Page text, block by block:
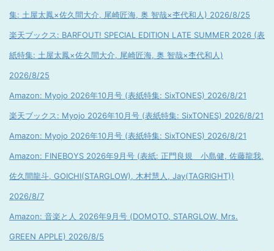
集: 土屋太鳳×佐久間大介, 尾崎匠海, 奥 智哉×杢代和人) 2026/8/25
楽天ブックス: BARFOUT! SPECIAL EDITION LATE SUMMER 2026 (表
紙特集: 土屋太鳳×佐久間大介, 尾崎匠海, 奥 智哉×杢代和人)
2026/8/25
Amazon: Myojo 2026年10月号 (表紙特集: SixTONES) 2026/8/21
楽天ブックス: Myojo 2026年10月号 (表紙特集: SixTONES) 2026/8/21
Amazon: Myojo 2026年10月号 (表紙特集: SixTONES) 2026/8/21
Amazon: FINEBOYS 2026年9月号 (表紙: 正門良規 小島健, 佐藤龍我,
佐久間龍斗, GOICHI(STARGLOW), 木村慧人, Jay(TAGRIGHT))
2026/8/7
Amazon: 音楽と人 2026年9月号 (DOMOTO, STARGLOW, Mrs.
GREEN APPLE) 2026/8/5